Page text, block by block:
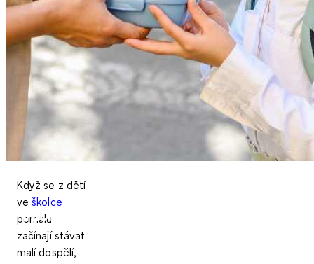
Informace pro rodiče o základní škole
tipy pro první roky školy
Když se z dětí
veškolce
pomalu
začínají stávat
malí dospělí,